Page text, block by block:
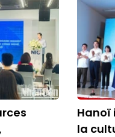
Hanoï
la